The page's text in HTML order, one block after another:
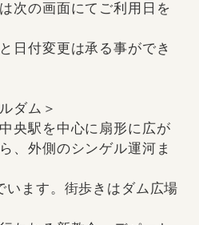
次の画面にてご利用日を
日付変更は承る事ができ
ダム＞
央駅を中心に扇形に広が
、外側のシンゲル運河ま
います。街歩きはダム広場